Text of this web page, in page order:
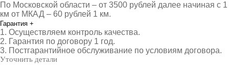
По Московской области – от 3500 рублей далее начиная с 1
км от МКАД – 60 рублей 1 км.
Гарантия +
1. Осуществляем контроль качества.
2. Гарантия по договору 1 год.
3. Постгарантийное обслуживание по условиям договора.